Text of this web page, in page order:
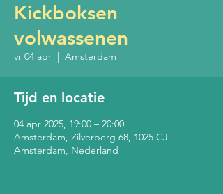
Kickboksen
volwassenen
vr 04 apr
  |
Amsterdam
Tijd en locatie
04 apr 2025, 19:00 – 20:00
Amsterdam, Zilverberg 68, 1025 CJ
Amsterdam, Nederland